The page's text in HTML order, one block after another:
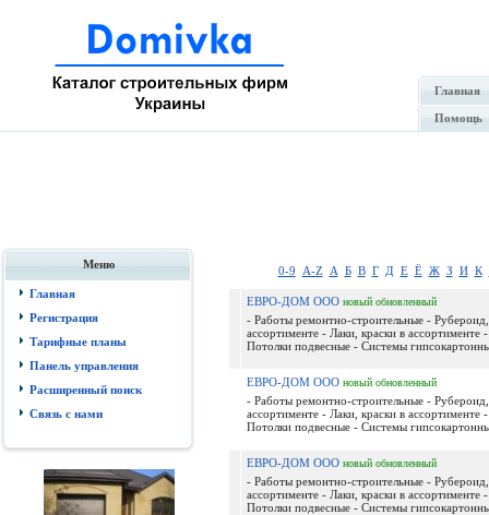
Главная
Помощь
Меню
Главная
Регистрация
Тарифные планы
Панель управления
Расширенный поиск
Связь с нами
0-9 A-Z А Б В Г Д Е Ё Ж З И К
ЕВРО-ДОМ ООО новый обновленный
- Работы ремонтно-строительные -
ассортименте - Лаки, краски в ассортименте
Потолки подвесные - Системы
ЕВРО-ДОМ ООО новый обновленный
- Работы ремонтно-строительные -
ассортименте - Лаки, краски в ассортименте
Потолки подвесные - Системы
ЕВРО-ДОМ ООО новый обновленный
- Работы ремонтно-строительные -
ассортименте - Лаки, краски в ассортименте
Потолки подвесные - Системы